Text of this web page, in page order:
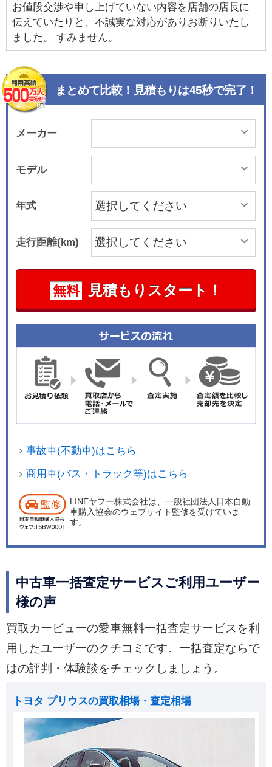
お値段交渉や申し上げていない内容を店舗の店長に
伝えていたりと、不誠実な対応がありお断りいたし
ました。 すみません。
まとめて比較！見積もりは45秒で完了！
メーカー
モデル
年式
走行距離(km)
無料 見積もりスタート！
事故車(不動車)はこちら
商用車(バス・トラック等)はこちら
LINEヤフー株式会社は、一般社団法人日本自動
車購入協会のウェブサイト監修を受けていま
す。
中古車一括査定サービスご利用ユーザー
様の声
買取カービューの愛車無料一括査定サービスを利
用したユーザーのクチコミです。一括査定ならで
はの評判・体験談をチェックしましょう。
トヨタ プリウスの買取相場・査定相場